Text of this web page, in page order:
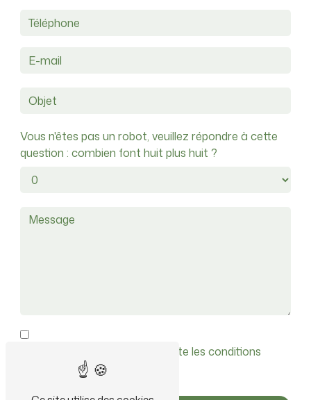
Vous n'êtes pas un robot, veuillez répondre à cette
question : combien font huit plus huit ?
En cochant cette case, j'accepte les conditions
particulières ci-dessous **